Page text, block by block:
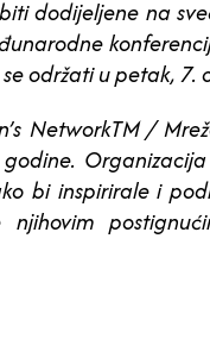
dodijeljene na
održati u petak, 7.
NetworkTM /
bi inspirirale i
njihovim